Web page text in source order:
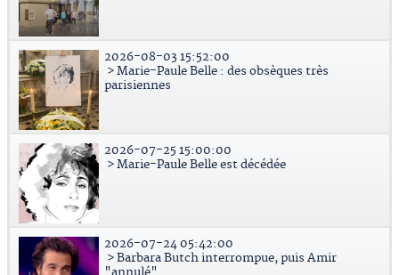
2026-08-03 15:52:00
> Marie-Paule Belle : des obsèques très
parisiennes
2026-07-25 15:00:00
> Marie-Paule Belle est décédée
2026-07-24 05:42:00
> Barbara Butch interrompue, puis Amir